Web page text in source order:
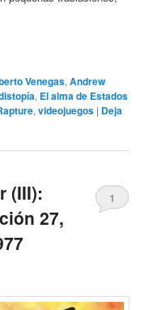
Venegas,Andrew
, El alma de Estados
,videojuegos | Deja
(III):
27,
1